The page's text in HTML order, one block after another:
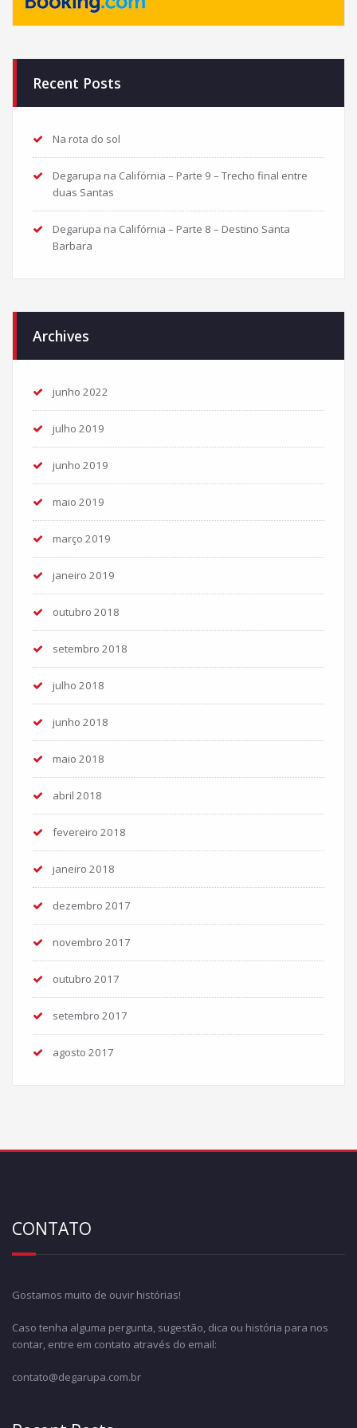
Recent Posts
Na rota do sol
Degarupa na Califórnia – Parte 9 – Trecho final entre
duas Santas
Degarupa na Califórnia – Parte 8 – Destino Santa
Barbara
Archives
junho 2022
julho 2019
junho 2019
maio 2019
março 2019
janeiro 2019
outubro 2018
setembro 2018
julho 2018
junho 2018
maio 2018
abril 2018
fevereiro 2018
janeiro 2018
dezembro 2017
novembro 2017
outubro 2017
setembro 2017
agosto 2017
CONTATO
Gostamos muito de ouvir histórias!
Caso tenha alguma pergunta, sugestão, dica ou história para nos
contar, entre em contato através do email:
contato@degarupa.com.br